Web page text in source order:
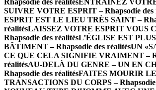
Rhapsodie des réalitésENTRAINEZ
SUIVRE VOTRE ESPRIT – Rhapsodie des
ESPRIT EST LE LIEU TRÈS SAINT –
réalitésLAISSEZ VOTRE ESPRIT VOUS
Rhapsodie des réalitésL’ÉGLISE EST
BÂTIMENT – Rhapsodie des réalitésUN
CE QUE CELA SIGNIFIE VRAIMENT –
réalitésAU-DELÀ DU GENRE – UN EN
Rhapsodie des réalitésFAITES MOURIR
TRANSACTIONS DU CORPS – Rhapsodie